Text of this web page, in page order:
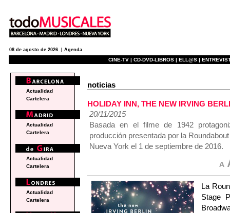
08 de agosto de 2026 | Agenda
CINE-TV | CD-DVD-LIBROS | ELL@S |
noticias
HOLIDAY INN, THE NEW IRVING
20/11/2015
Basada en el filme de 1942
producción presentada por la
Nueva York el 1 de septiembre de 2016.
La
Stage
Actualidad
Cartelera
Actualidad
Cartelera
Actualidad
Cartelera
Actualidad
Cartelera